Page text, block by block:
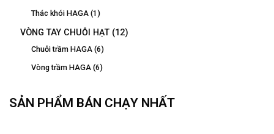
Thác khói HAGA (1)
VÒNG TAY CHUỖI HẠT (12)
Chuỗi trầm HAGA (6)
Vòng trầm HAGA (6)
SẢN PHẨM BÁN CHẠY NHẤT